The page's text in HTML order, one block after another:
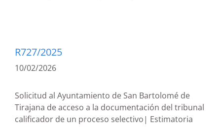
R727/2025
10/02/2026
Solicitud al Ayuntamiento de San Bartolomé de
Tirajana de acceso a la documentación del tribunal
calificador de un proceso selectivo| Estimatoria